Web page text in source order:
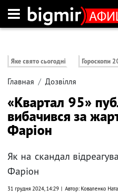
Яке свято сьогодні Гороскопи
Главная Дозвілля
«Квартал 95»
вибачився за
Фаріон
Як на скандал
Фаріон
31 грудня 2024, 14:29 Автор: Коваленко